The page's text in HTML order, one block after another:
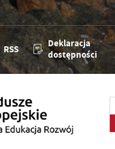
RSS
Deklaracja
dostępności